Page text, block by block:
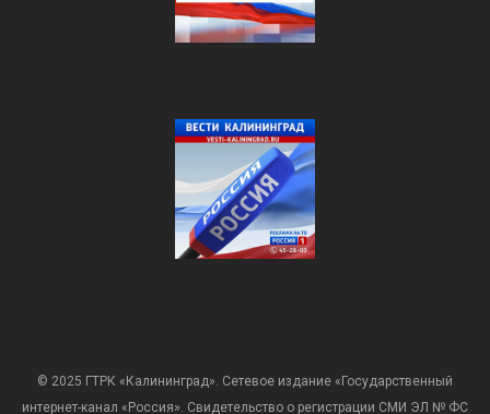
© 2025 ГТРК «Калининград». Сетевое издание «Государственный
интернет-канал «Россия». Свидетельство о регистрации СМИ ЭЛ № ФС